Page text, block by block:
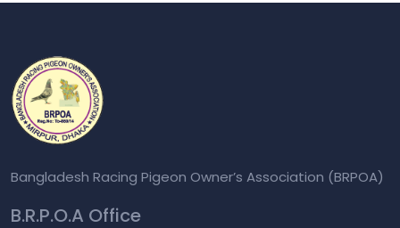
Bangladesh Racing Pigeon Owner’s Association (BRPOA)
B.R.P.O.A Office